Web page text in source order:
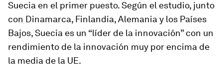
Suecia en el primer puesto. Según el estudio, junto
con Dinamarca, Finlandia, Alemania y los Países
Bajos, Suecia es un “líder de la innovación” con un
rendimiento de la innovación muy por encima de
la media de la UE.